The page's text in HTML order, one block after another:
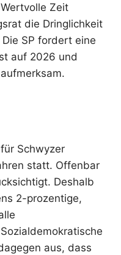
Zeit
die Dringlichkeit
SP fordert eine
auf 2026 und
Schwyzer
statt. Offenbar
Deshalb
2-prozentige,
aus, dass